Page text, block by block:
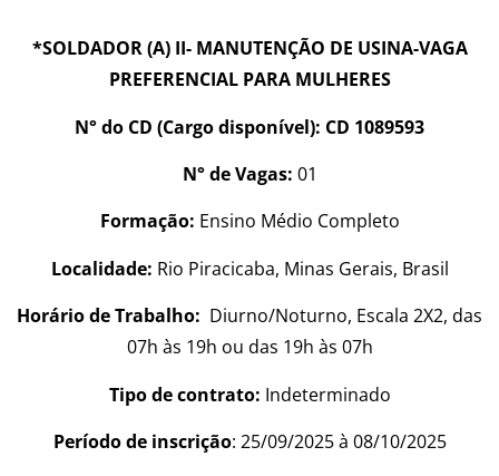
*SOLDADOR (A) II- MANUTENÇÃO DE USINA-VAGA
PREFERENCIAL PARA MULHERES
N° do CD (Cargo disponível): CD 1089593
N° de Vagas: 01
Formação: Ensino Médio Completo
Localidade: Rio Piracicaba, Minas Gerais, Brasil
Horário de Trabalho: Diurno/Noturno, Escala 2X2, das
07h às 19h ou das 19h às 07h
Tipo de contrato: Indeterminado
Período de inscrição: 25/09/2025 à 08/10/2025